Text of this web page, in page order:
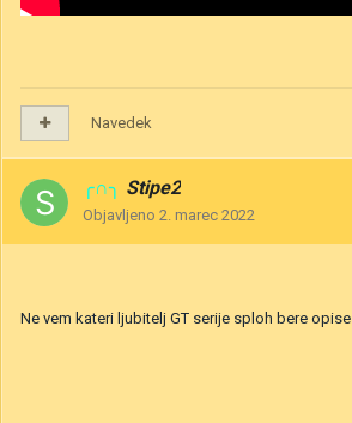
Navedek
╭∩╮ Stipe2
Objavljeno 2. marec 2022
Ne vem kateri ljubitelj GT serije sploh bere opise